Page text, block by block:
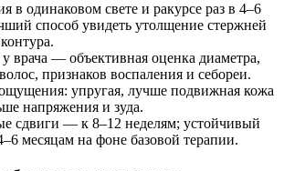
в одинаковом свете и ракурсе раз в 4–6
способ увидеть утолщение стержней
врача — объективная оценка диаметра,
признаков воспаления и себореи.
упругая, лучше подвижная кожа
напряжения и зуда.
сдвиги — к 8–12 неделям; устойчивый
месяцам на фоне базовой терапии.